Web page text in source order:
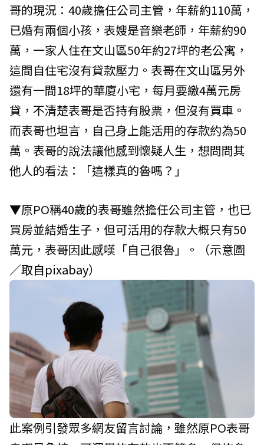
哥的現況：40歲擔任公司主管，年薪約110萬，
已婚有兩個小孩，表嫂是音樂老師，年薪約90
萬，一家人住在文山區50年約27坪的老公寓，
這間自住宅沒有貸款壓力。表哥在文山區另外
還有一間18坪的華廈小宅，每月要繳4萬元房
貸，不清楚表哥是否持有股票，但沒有買車。
而表哥也坦言，自己身上能活用的存款約為50
萬。表哥的說法讓他感到懷疑人生，想問問其
他人的看法：「這樣真的魯嗎？」
▼原PO稱40歲的表哥雖然擔任公司主管，也已
買房並結婚生子，但可活用的存款大概只有50
萬元，表哥因此感嘆「自己很魯」。（示意圖
／取自pixabay）
此案例引發眾多網友留言討論，雖然原PO表哥